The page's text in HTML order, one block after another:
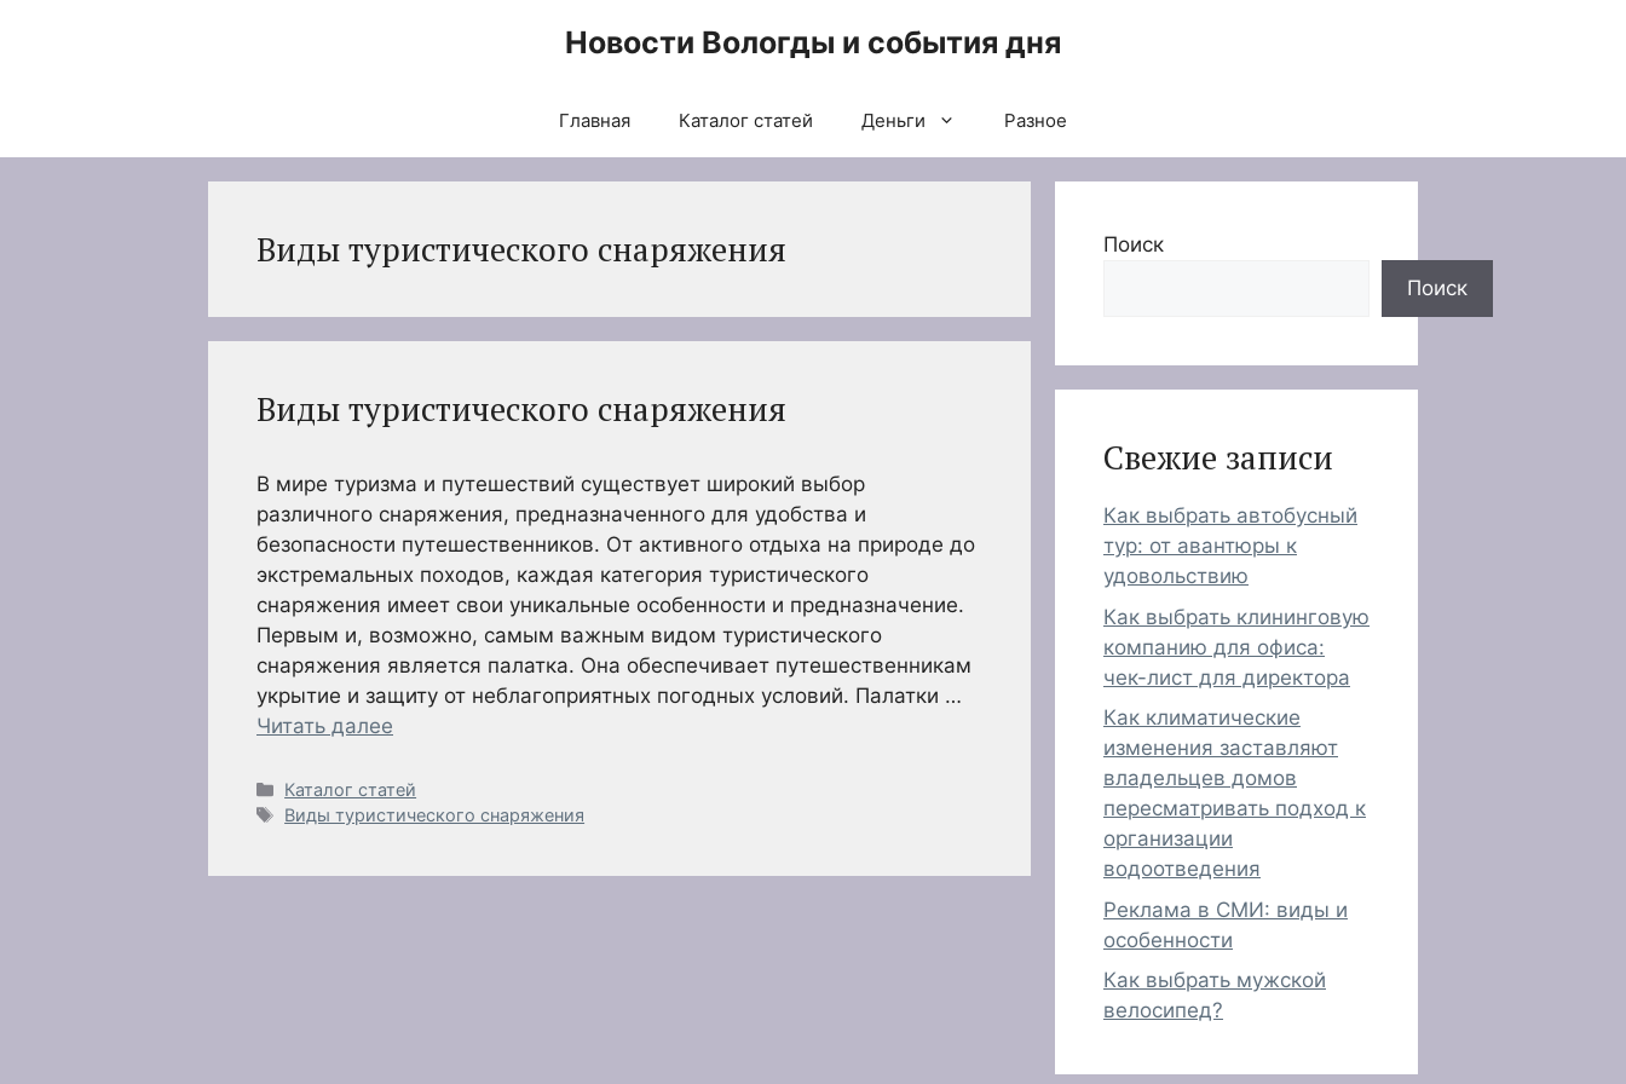
Новости Вологды и события дня
Главная Каталог статей Деньги Разное
Виды туристического снаряжения
Виды туристического снаряжения
В мире туризма и путешествий существует широкий выбор
различного снаряжения, предназначенного для удобства и
безопасности путешественников. От активного отдыха на природе до
экстремальных походов, каждая категория туристического
снаряжения имеет свои уникальные особенности и предназначение.
Первым и, возможно, самым важным видом туристического
снаряжения является палатка. Она обеспечивает путешественникам
укрытие и защиту от неблагоприятных погодных условий. Палатки …
Читать далее
Рубрики
Каталог статей
Метки
Виды туристического снаряжения
Поиск
Поиск
Свежие записи
Как выбрать автобусный
тур: от авантюры к
удовольствию
Как выбрать клининговую
компанию для офиса:
чек-лист для директора
Как климатические
изменения заставляют
владельцев домов
пересматривать подход к
организации
водоотведения
Реклама в СМИ: виды и
особенности
Как выбрать мужской
велосипед?